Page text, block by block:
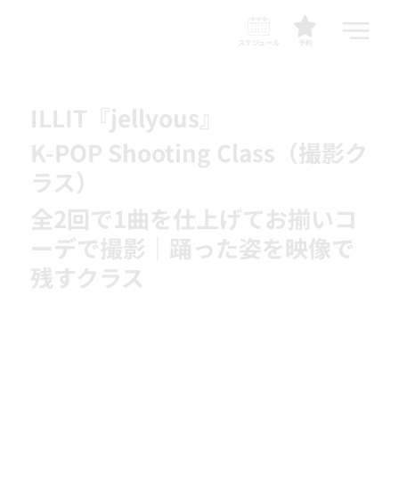
予約
スケジュール
ILLIT『jellyous』
K-POP Shooting Class（撮影ク
ラス）
全2回で1曲を仕上げてお揃いコ
ーデで撮影｜踊った姿を映像で
残すクラス